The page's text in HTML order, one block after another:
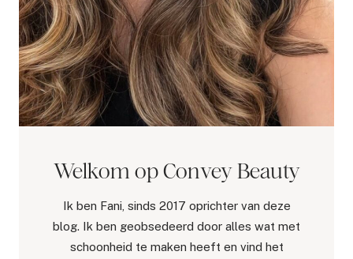
Welkom op Convey Beauty
Ik ben Fani, sinds 2017 oprichter van deze
blog. Ik ben geobsedeerd door alles wat met
schoonheid te maken heeft en vind het